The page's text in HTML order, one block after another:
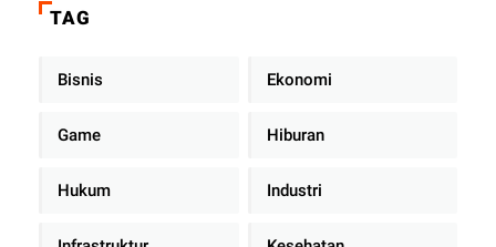
TAG
Bisnis Ekonomi
Game Hiburan
Hukum Industri